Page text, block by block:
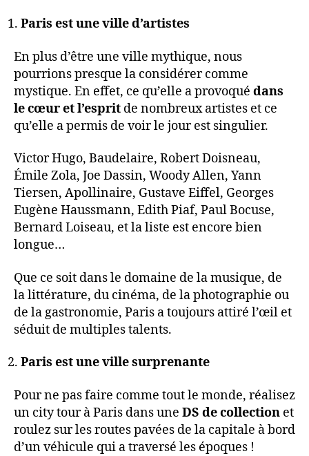
Paris est une ville d’artistes
En plus d’être une ville mythique, nous
pourrions presque la considérer comme
mystique. En effet, ce qu’elle a provoqué dans
le cœur et l’esprit de nombreux artistes et ce
qu’elle a permis de voir le jour est singulier.
Victor Hugo, Baudelaire, Robert Doisneau,
Émile Zola, Joe Dassin, Woody Allen, Yann
Tiersen, Apollinaire, Gustave Eiffel, Georges
Eugène Haussmann, Edith Piaf, Paul Bocuse,
Bernard Loiseau, et la liste est encore bien
longue…
Que ce soit dans le domaine de la musique, de
la littérature, du cinéma, de la photographie ou
de la gastronomie, Paris a toujours attiré l’œil et
séduit de multiples talents.
Paris est une ville surprenante
Pour ne pas faire comme tout le monde, réalisez
un city tour à Paris dans une DS de collection et
roulez sur les routes pavées de la capitale à bord
d’un véhicule qui a traversé les époques !